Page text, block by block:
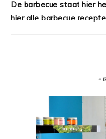
De barbecue staat hier
hier alle barbecue